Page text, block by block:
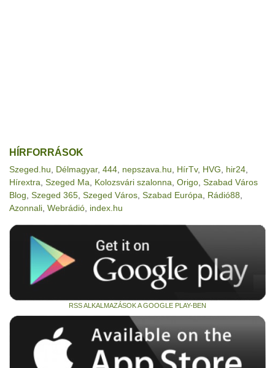
HÍRFORRÁSOK
Szeged.hu Délmagyar, 444 nepszava.hu HírTv, HVG hir24
Hírextra Szeged Ma Kolozsvári szalonna Origo Szabad Város
Blog Szeged 365 Szeged Város Szabad Európa Rádió88
Azonnali Webrádió index.hu
RSS ALKALMAZÁSOK A GOOGLE PLAY-BEN